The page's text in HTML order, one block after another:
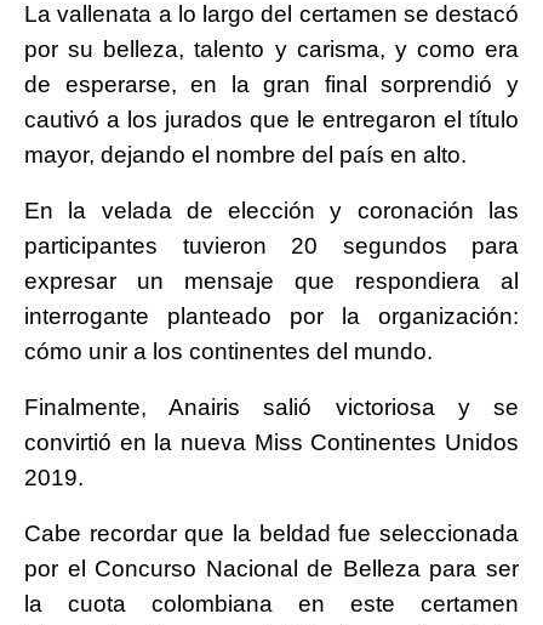
La vallenata a lo largo del certamen se destacó
por su belleza, talento y carisma, y como era
de esperarse, en la gran final sorprendió y
cautivó a los jurados que le entregaron el título
mayor, dejando el nombre del país en alto.
En la velada de elección y coronación las
participantes tuvieron 20 segundos para
expresar un mensaje que respondiera al
interrogante planteado por la organización:
cómo unir a los continentes del mundo.
Finalmente, Anairis salió victoriosa y se
convirtió en la nueva Miss Continentes Unidos
2019.
Cabe recordar que la beldad fue seleccionada
por el Concurso Nacional de Belleza para ser
la cuota colombiana en este certamen